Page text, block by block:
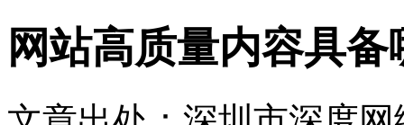
网站高质量内容具备